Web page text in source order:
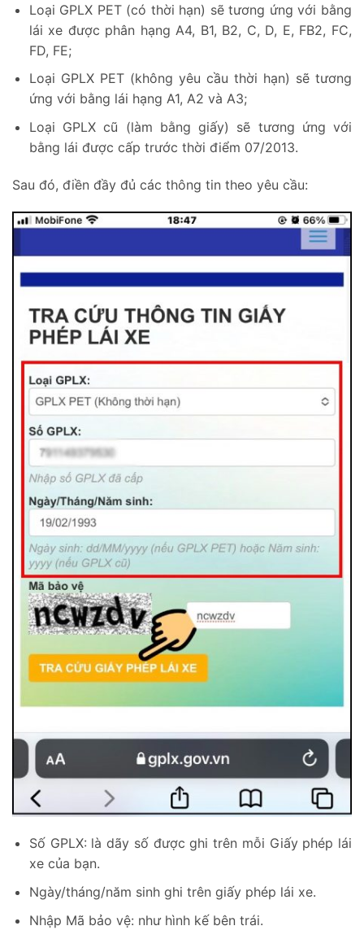
Loại GPLX PET (có thời hạn) sẽ tương ứng với bằng
lái xe được phân hạng A4, B1, B2, C, D, E, FB2, FC,
FD, FE;
Loại GPLX PET (không yêu cầu thời hạn) sẽ tương
ứng với bằng lái hạng A1, A2 và A3;
Loại GPLX cũ (làm bằng giấy) sẽ tương ứng với
bằng lái được cấp trước thời điểm 07/2013.
Sau đó, điền đầy đủ các thông tin theo yêu cầu:
Số GPLX: là dãy số được ghi trên mỗi Giấy phép lái
xe của bạn.
Ngày/tháng/năm sinh ghi trên giấy phép lái xe.
Nhập Mã bảo vệ: như hình kế bên trái.